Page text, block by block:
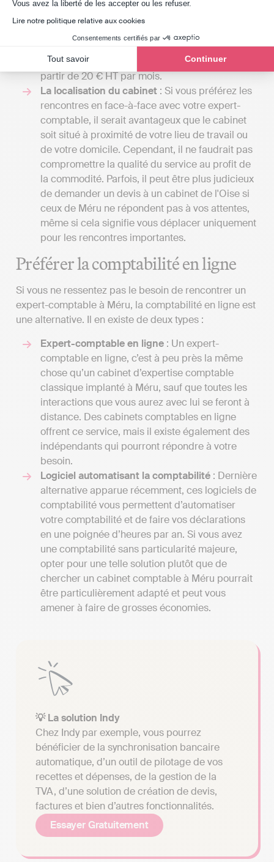
Vous avez la liberté de les accepter ou les refuser.
Lire notre politique relative aux cookies
Consentements certifiés par
Tout savoir Continuer
entreprise nécessite une comptabilité plus
complexe, incluant la gestion de la paie ou
l'établissement d'un budget prévisionnel. Avec
Indy, vous pouvez gérer votre comptabilité et
soumettre vos déclarations fiscales en ligne à
partir de 20 € HT par mois.
La localisation du cabinet : Si vous préférez les
rencontres en face-à-face avec votre expert-
comptable, il serait avantageux que le cabinet
soit situé à proximité de votre lieu de travail ou
de votre domicile. Cependant, il ne faudrait pas
compromettre la qualité du service au profit de
la commodité. Parfois, il peut être plus judicieux
de demander un devis à un cabinet de l'Oise si
ceux de Méru ne répondent pas à vos attentes,
même si cela signifie vous déplacer uniquement
pour les rencontres importantes.
Préférer la comptabilité en ligne
Si vous ne ressentez pas le besoin de rencontrer un
expert-comptable à Méru, la comptabilité en ligne est
une alternative. Il en existe de deux types :
Expert-comptable en ligne : Un expert-
comptable en ligne, c’est à peu près la même
chose qu’un cabinet d’expertise comptable
classique implanté à Méru, sauf que toutes les
interactions que vous aurez avec lui se feront à
distance. Des cabinets comptables en ligne
offrent ce service, mais il existe également des
indépendants qui pourront répondre à votre
besoin.
Logiciel automatisant la comptabilité : Dernière
alternative apparue récemment, ces logiciels de
comptabilité vous permettent d’automatiser
votre comptabilité et de faire vos déclarations
en une poignée d’heures par an. Si vous avez
une comptabilité sans particularité majeure,
opter pour une telle solution plutôt que de
chercher un cabinet comptable à Méru pourrait
être particulièrement adapté et peut vous
amener à faire de grosses économies.
💡 La solution Indy
Chez Indy par exemple, vous pourrez
bénéficier de la synchronisation bancaire
automatique, d’un outil de pilotage de vos
recettes et dépenses, de la gestion de la
TVA, d’une solution de création de devis,
factures et bien d’autres fonctionnalités.
Essayer Gratuitement